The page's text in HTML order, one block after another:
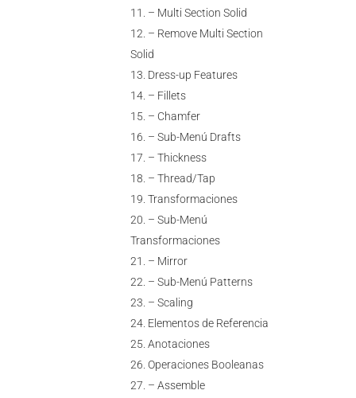
– Multi Section Solid
– Remove Multi Section
Solid
Dress-up Features
– Fillets
– Chamfer
– Sub-Menú Drafts
– Thickness
– Thread/Tap
Transformaciones
– Sub-Menú
Transformaciones
– Mirror
– Sub-Menú Patterns
– Scaling
Elementos de Referencia
Anotaciones
Operaciones Booleanas
– Assemble